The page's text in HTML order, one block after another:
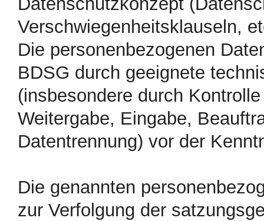
Verschwiegenheitsklauseln,
Die personenbezogenen
BDSG durch geeignete
(insbesondere durch
Weitergabe, Eingabe,
Datentrennung) vor der
Die genannten
zur Verfolgung der